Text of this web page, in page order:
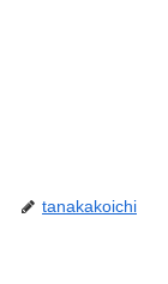
tanakakoichi